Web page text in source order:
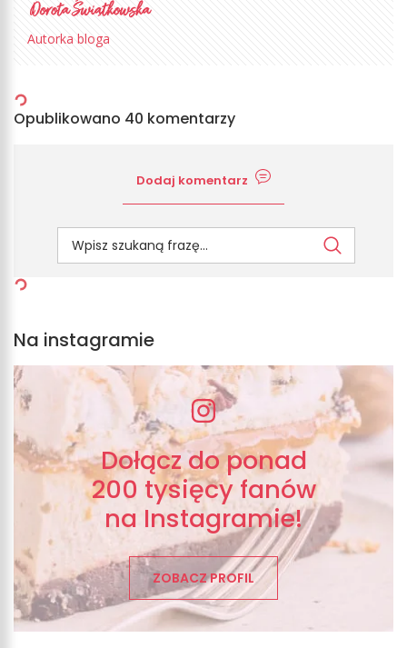
Autorka bloga
Opublikowano 40 komentarzy
Dodaj komentarz
Na instagramie
Dołącz do ponad
200 tysięcy fanów
na Instagramie!
ZOBACZ PROFIL